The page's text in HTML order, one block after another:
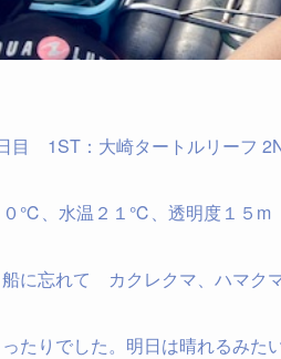
目 1ST：大崎タートルリーフ
０℃、水温２１℃、透明度１５m
に忘れて カクレクマ、ハマク
たりでした。明日は晴れるみた